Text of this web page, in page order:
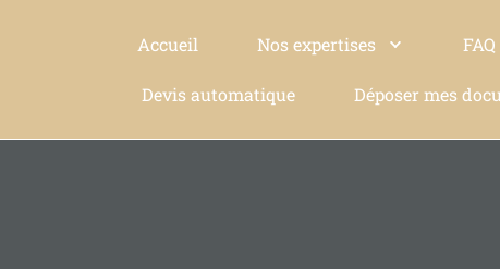
Accueil Nos expertises FAQ
Devis automatique Déposer mes